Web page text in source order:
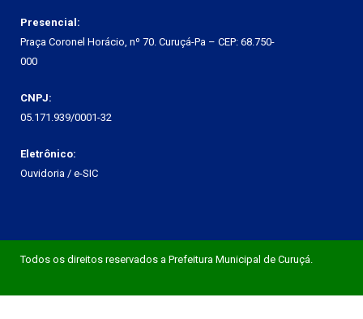
Presencial:
Praça Coronel Horácio, nº 70. Curuçá-Pa – CEP: 68.750-
000
CNPJ:
05.171.939/0001-32
Eletrônico:
Ouvidoria / e-SIC
Todos os direitos reservados a Prefeitura Municipal de Curuçá.